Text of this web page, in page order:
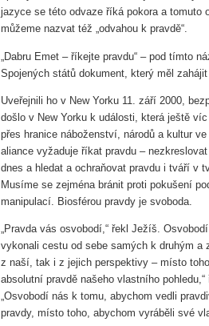
jazyce se této odvaze říká pokora a tomuto
můžeme nazvat též „odvahou k pravdě“.
„Dabru Emet – říkejte pravdu“ – pod tímto
Spojených států dokument, který měl
Uveřejnili ho v New Yorku 11. září 2000,
došlo v New Yorku k události, která ještě
přes hranice náboženství, národů a kultur
aliance vyžaduje říkat pravdu –
dnes a hledat a ochraňovat pravdu i tváří v
Musíme se zejména bránit proti pokušení
manipulací. Biosférou pravdy je svoboda.
„Pravda vás osvobodí,“ řekl Ježíš.
vykonali cestu od sebe samých k druhým a
z naší, tak i z jejich perspektivy – místo
absolutní pravdě našeho vlastního
„Osvobodí nás k tomu, abychom vedli
pravdy, místo toho, abychom vyráběli své